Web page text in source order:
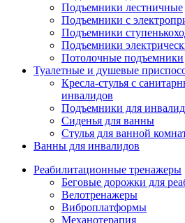
Подъемники лестничные
Подъемники с
Подъемники
Подъемники
Потолочные подъемники
Туалетные и душевые
Кресла-стулья с
инвалидов
Подъемники для
Сиденья для ванны
Стулья для ванной
Ванны для инвалидов
Реабилитационные тренажеры
Беговые дорожки для
Велотренажеры
Виброплатформы
Механотерапия